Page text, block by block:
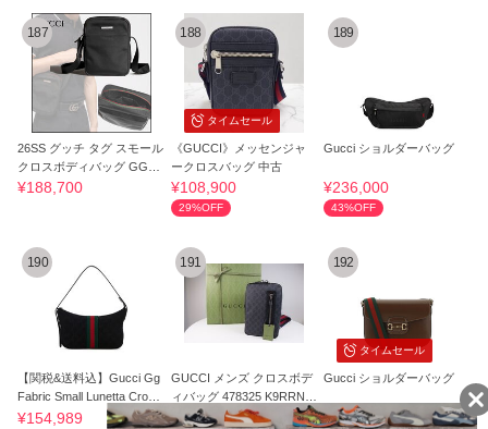
187
26SS グッチ タグ スモール
クロスボディバッグ GGキ
ャンバス 黒
¥188,700
タイムセール
188
《GUCCI》メッセンジャ
ークロスバッグ 中古
¥108,900
29%OFF
189
Gucci ショルダーバッグ
¥236,000
43%OFF
190
【関税&送料込】Gucci Gg
Fabric Small Lunetta Cross
body Bag
¥154,989
191
GUCCI メンズ クロスボデ
ィバッグ 478325 K9RRN 1
095
¥250,300
タイムセール
192
Gucci ショルダーバッグ
¥451,341